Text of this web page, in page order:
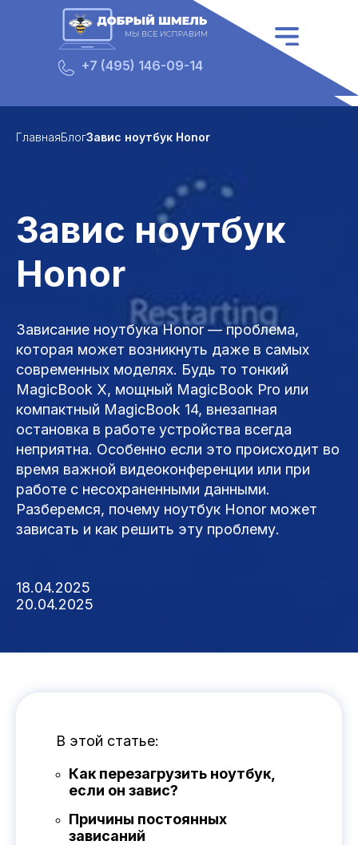
+7 (495) 146-09-14
ГлавнаяБлогЗавис ноутбук Honor
Завис ноутбук
Honor
Зависание ноутбука Honor — проблема,
которая может возникнуть даже в самых
современных моделях. Будь то тонкий
MagicBook X, мощный MagicBook Pro или
компактный MagicBook 14, внезапная
остановка в работе устройства всегда
неприятна. Особенно если это происходит во
время важной видеоконференции или при
работе с несохраненными данными.
Разберемся, почему ноутбук Honor может
зависать и как решить эту проблему.
18.04.2025
20.04.2025
В этой статье:
Как перезагрузить ноутбук,
если он завис?
Причины постоянных
зависаний